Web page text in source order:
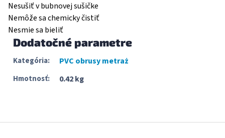
Nesušiť v bubnovej sušičke
Nemôže sa chemicky čistiť
Nesmie sa bieliť
Dodatočné parametre
Kategória: PVC obrusy metraż
Hmotnosť: 0.42 kg